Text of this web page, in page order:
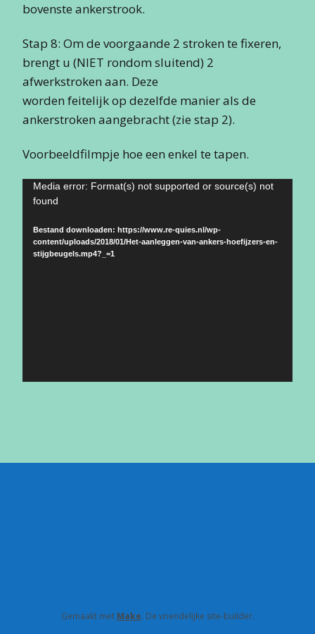
bovenste ankerstrook.
Stap 8: Om de voorgaande 2 stroken te fixeren,
brengt u (NIET rondom sluitend) 2
afwerkstroken aan. Deze
worden feitelijk op dezelfde manier als de
ankerstroken aangebracht (zie stap 2).
Voorbeeldfilmpje hoe een enkel te tapen.
Videospeler
Media error: Format(s) not supported or source(s) not
found
Bestand downloaden: https://www.re-quies.nl/wp-
content/uploads/2018/01/Het-aanleggen-van-ankers-hoefijzers-en-
stijgbeugels.mp4?_=1
Gemaakt met Make. De vriendelijke site-builder.